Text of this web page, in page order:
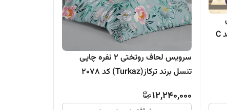
تنسل برند اسپایر(Turkaz-ترکاز) کد C
سرویس لحاف روتختی 2 نفره چاپی
تنسل برند ترکاز(Turkaz) کد 2078
12,240,000